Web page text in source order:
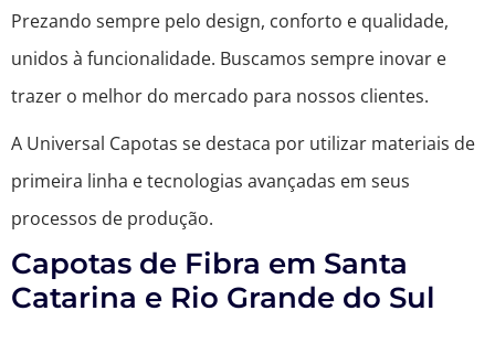
Prezando sempre pelo design, conforto e qualidade,
unidos à funcionalidade. Buscamos sempre inovar e
trazer o melhor do mercado para nossos clientes.
A Universal Capotas se destaca por utilizar materiais de
primeira linha e tecnologias avançadas em seus
processos de produção.
Capotas de Fibra em Santa
Catarina e Rio Grande do Sul